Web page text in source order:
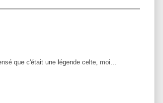
que c'était une légende celte, moi…